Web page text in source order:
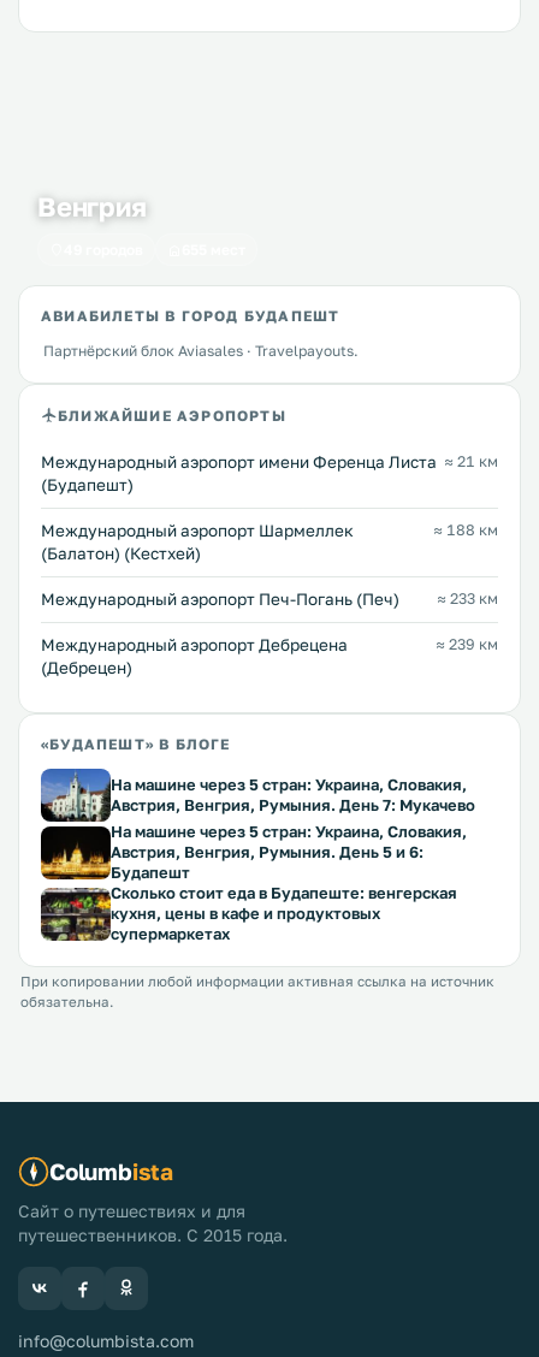
Венгрия
АВИАБИЛЕТЫ В ГОРОД БУДАПЕШТ
Партнёрский блок Aviasales · Travelpayouts.
БЛИЖАЙШИЕ АЭРОПОРТЫ
Международный аэропорт имени Ференца Листа
(Будапешт)
≈ 21 км
Международный аэропорт Шармеллек
(Балатон) (Кестхей)
≈ 188 км
Международный аэропорт Печ-Погань (Печ) ≈ 233 км
Международный аэропорт Дебрецена
(Дебрецен)
≈ 239 км
«БУДАПЕШТ» В БЛОГЕ
На машине через 5 стран: Украина, Словакия,
Австрия, Венгрия, Румыния. День 7: Мукачево
На машине через 5 стран: Украина, Словакия,
Австрия, Венгрия, Румыния. День 5 и 6:
Будапешт
Сколько стоит еда в Будапеште: венгерская
кухня, цены в кафе и продуктовых
супермаркетах
При копировании любой информации активная ссылка на источник
обязательна.
Columbista
Сайт о путешествиях и для
путешественников. С 2015 года.
info@columbista.com